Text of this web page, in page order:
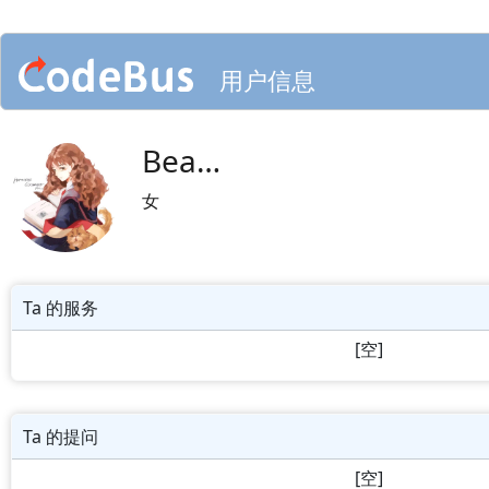
用户信息
Bea…
女
Ta 的服务
[空]
Ta 的提问
[空]